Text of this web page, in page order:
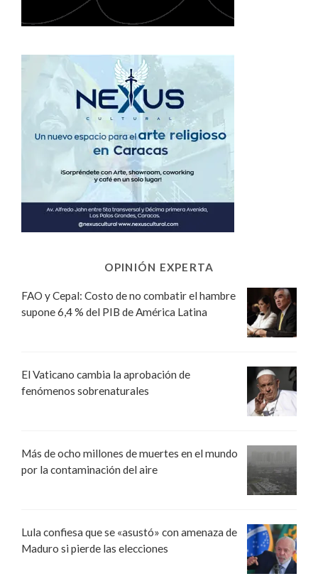
OPINIÓN EXPERTA
FAO y Cepal: Costo de no combatir el hambre
supone 6,4 % del PIB de América Latina
El Vaticano cambia la aprobación de
fenómenos sobrenaturales
Más de ocho millones de muertes en el mundo
por la contaminación del aire
Lula confiesa que se «asustó» con amenaza de
Maduro si pierde las elecciones